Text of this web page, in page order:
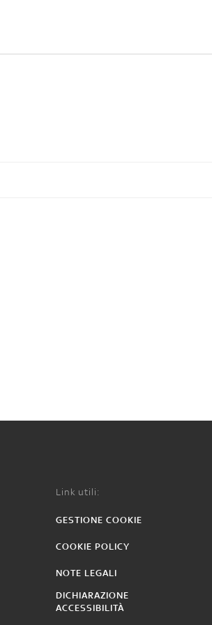
Link utili:
GESTIONE COOKIE
COOKIE POLICY
NOTE LEGALI
DICHIARAZIONE
ACCESSIBILITÀ